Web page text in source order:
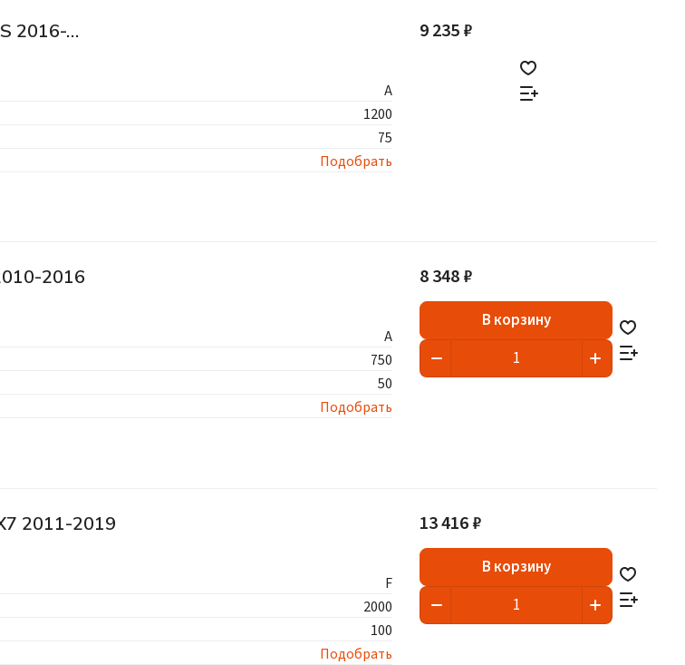
2016-…
A
1200
75
Подобрать
9 235 ₽
2016
A
750
50
Подобрать
8 348 ₽
В корзину
2011-2019
F
2000
100
Подобрать
13 416 ₽
В корзину